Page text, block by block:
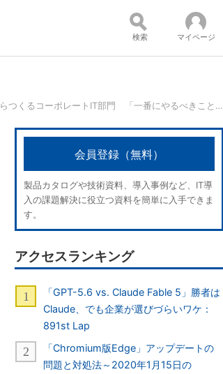
コンテンツ：
検索 マイページ
ゼロからつくるコーポレートIT部門 「一番にやるべきこと」を担当者が語る
会員登録（無料）
製品カタログや技術資料、導入事例など、IT導
入の課題解決に役立つ資料を簡単に入手できま
す。
アクセスランキング
「GPT-5.6 vs. Claude Fable 5」勝者は
Claude、でも企業が選びづらいワケ：
891st Lap
「Chromium版Edge」アップデートの
問題と対処法～2020年1月15日の